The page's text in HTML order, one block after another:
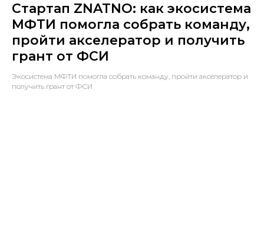
Стартап ZNATNO: как экосистема
МФТИ помогла собрать команду,
пройти акселератор и получить
грант от ФСИ
Экосистема МФТИ помогла собрать команду, пройти акселератор и
получить грант от ФСИ